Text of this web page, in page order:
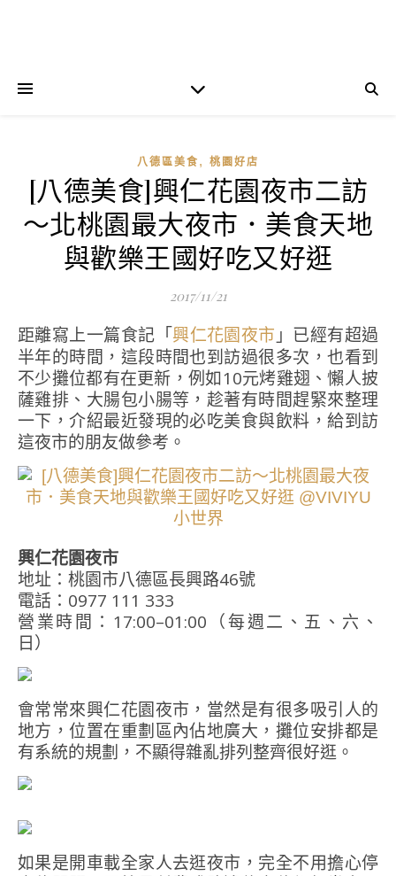
八德區美食 , 桃園好店
[八德美食]興仁花園夜市二訪
～北桃園最大夜市．美食天地
與歡樂王國好吃又好逛
2017/11/21
距離寫上一篇食記「興仁花園夜市 」已經有超過
半年的時間，這段時間也到訪過很多次，也看到
不少攤位都有在更新，例如10元烤雞翅、懶人披
薩雞排、大腸包小腸等，趁著有時間趕緊來整理
一下，介紹最近發現的必吃美食與飲料，給到訪
這夜市的朋友做參考。
興仁花園夜市
地址：桃園市八德區長興路46號
電話：0977 111 333
營業時間：17:00–01:00（每週二、五、六、
日）
會常常來興仁花園夜市，當然是有很多吸引人的
地方，位置在重劃區內佔地廣大，攤位安排都是
有系統的規劃，不顯得雜亂排列整齊很好逛。
如果是開車載全家人去逛夜市，完全不用擔心停